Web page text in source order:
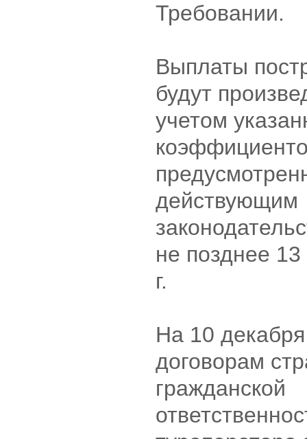
Требовании.
Выплаты
будут
учетом
действующим
не позднее
г.
На 10
договорам
гражданской